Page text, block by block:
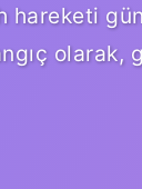
​​olarak,